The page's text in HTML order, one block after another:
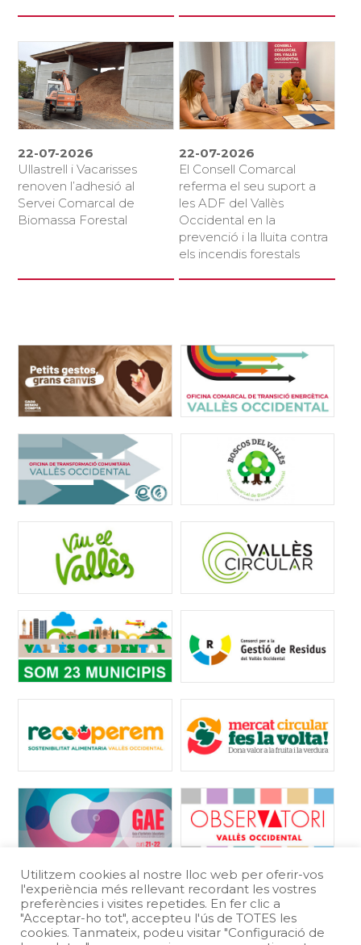
22-07-2026
Ullastrell i Vacarisses
renoven l’adhesió al
Servei Comarcal de
Biomassa Forestal
22-07-2026
El Consell Comarcal
referma el seu suport a
les ADF del Vallès
Occidental en la
prevenció i la lluita contra
els incendis forestals
Utilitzem cookies al nostre lloc web per oferir-vos
l'experiència més rellevant recordant les vostres
preferències i visites repetides. En fer clic a
"Acceptar-ho tot", accepteu l'ús de TOTES les
cookies. Tanmateix, podeu visitar "Configuració de